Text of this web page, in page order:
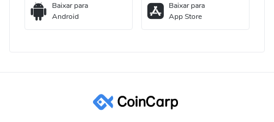
Baixar para
Android
Baixar para
App Store